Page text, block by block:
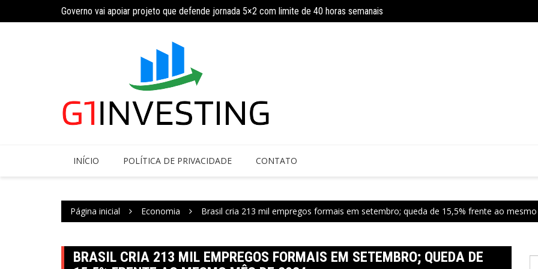
Governo vai apoiar projeto que defende jornada 5×2 com limite de 40 horas semanais INSS amplia temporariamente
INÍCIO POLÍTICA DE PRIVACIDADE CONTATO
Página inicial Economia Brasil cria 213 mil empregos formais em setembro; queda de 15,5% frente ao
BRASIL CRIA 213 MIL EMPREGOS FORMAIS EM SETEMBRO; QUEDA DE